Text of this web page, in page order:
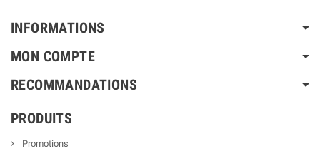
INFORMATIONS
MON COMPTE
RECOMMANDATIONS
PRODUITS
Promotions